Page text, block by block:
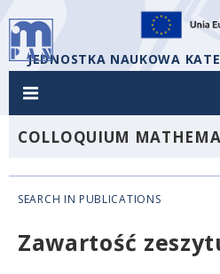
JEDNOSTKA NAUKOWA
COLLOQUIUM
SEARCH IN PUBLICATIONS
Zawartość